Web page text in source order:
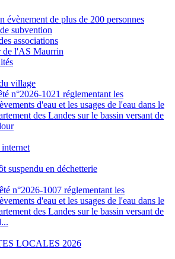
évènement de plus de 200 personnes
subvention
associations
de l'AS Maurrin
village
n°2026-1021 réglementant les
d'eau et les usages de l'eau dans le
des Landes sur le bassin versant de
internet
suspendu en déchetterie
n°2026-1007 réglementant les
d'eau et les usages de l'eau dans le
des Landes sur le bassin versant de
LOCALES 2026